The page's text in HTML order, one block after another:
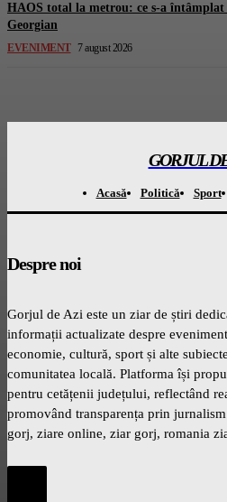
HAOS total la metrou: ce s-a
Georgian
EVENIMENT 7 august 2026
GORJUL
Acasă Politică Sport
Despre noi
Gorjul de Azi este un ziar de știri
informații actualizate despre
economie, cultură, sport și alte
comunitatea locală. Platforma își
pentru cetățenii județului, reflectând
promovând transparența prin
gorj, ziare online, ziar gorj, romania